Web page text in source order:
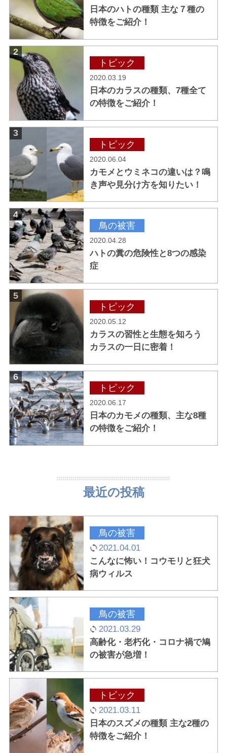
日本のハトの種類 主な７種の
特徴をご紹介！
2
トピック
2020.03.19
日本のカラスの種類、7種全て
の特徴をご紹介！
3
トピック
2020.06.04
カモメとウミネコの違いは？鳴
き声や見分け方を知りたい！
4
鳥の被害
2020.04.28
ハトの糞の危険性と8つの感染
症
5
トピック
2020.05.12
カラスの習性と生態を知ろう
カラスの一日に密着！
6
トピック
2020.06.17
日本のカモメの種類、主な8種
の特徴をご紹介！
最近の投稿
鳥の被害
2021.04.01
こんなに怖い！コウモリと狂犬
病ウィルス
鳥の被害
2021.03.29
高齢化・老朽化・コロナ禍で鳩
の被害が急増！
トピック
2021.03.11
日本のスズメの種類 主な2種の
特徴をご紹介！